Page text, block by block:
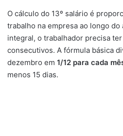
O cálculo do 13º salário é
trabalho na empresa ao longo
integral, o trabalhador precisa
consecutivos. A fórmula básica
dezembro em 1/12 para cada
menos 15 dias.